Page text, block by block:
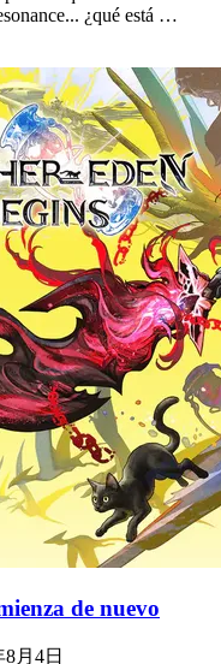
¿qué está …
de nuevo
8月4日